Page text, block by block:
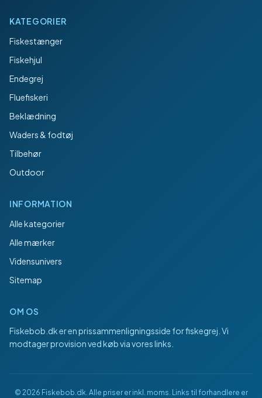
KATEGORIER
Fiskestænger
Fiskehjul
Endegrej
Fluefiskeri
Beklædning
Waders & fodtøj
Tilbehør
Outdoor
INFORMATION
Alle kategorier
Alle mærker
Vidensunivers
Sitemap
OM OS
Fiskebob.dker en prissammenligningsside for fiskegrej. Vi
modtager provision ved køb via vores links.
© 2026 Fiskebob.dk. Alle priser er inkl. moms. Links til forhandlere er